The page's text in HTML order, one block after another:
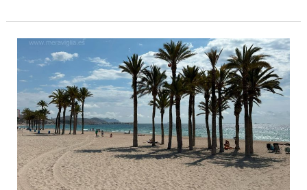
en
Alcossebre
y
Alcalà
de
Xivert:
5
lugares
únicos